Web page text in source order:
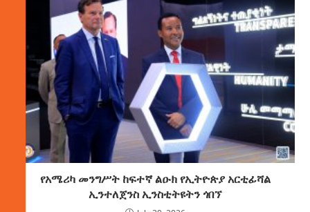
የአሜሪካ መንግሥት ከፍተኛ ልዑክ የኢትዮጵያ አርቲፊሻል
ኢንተለጀንስ ኢንስቲትዩትን ጎበኘ